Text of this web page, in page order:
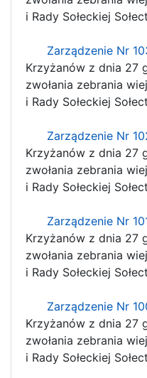
i Rady Sołeckiej
Zarządzenie Nr
Krzyżanów z dnia 27
zwołania zebrania
i Rady Sołeckiej
Zarządzenie Nr
Krzyżanów z dnia 27
zwołania zebrania
i Rady Sołeckiej
Zarządzenie Nr
Krzyżanów z dnia 27
zwołania zebrania
i Rady Sołeckiej
Zarządzenie Nr
Krzyżanów z dnia 27
zwołania zebrania
i Rady Sołeckiej